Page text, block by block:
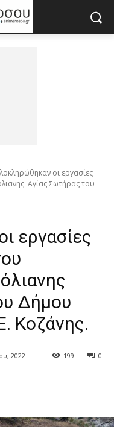
οι εργασίες
Αγίας Σωτήρας του
εργασίες
Δήμου
Κοζάνης.
2022 0
199